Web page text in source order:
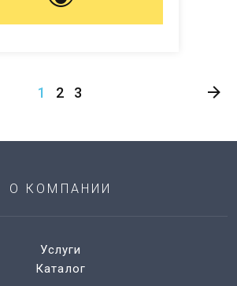
1 2 3
О КОМПАНИИ
Услуги
Каталог